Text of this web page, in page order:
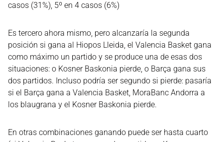
casos (31%), 5º en 4 casos (6%)
Es tercero ahora mismo, pero alcanzaría la segunda
posición si gana al Hiopos Lleida, el Valencia Basket gana
como máximo un partido y se produce una de esas dos
situaciones: o Kosner Baskonia pierde, o Barça gana sus
dos partidos. Incluso podría ser segundo si pierde: pasaría
si el Barça gana a Valencia Basket, MoraBanc Andorra a
los blaugrana y el Kosner Baskonia pierde.
En otras combinaciones ganando puede ser hasta cuarto